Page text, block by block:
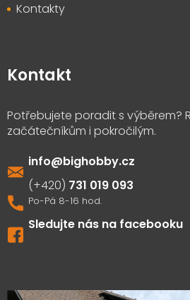
Kontakty
Kontakt
info@bighobby.cz
731 019 093
Sledujte nás na facebooku